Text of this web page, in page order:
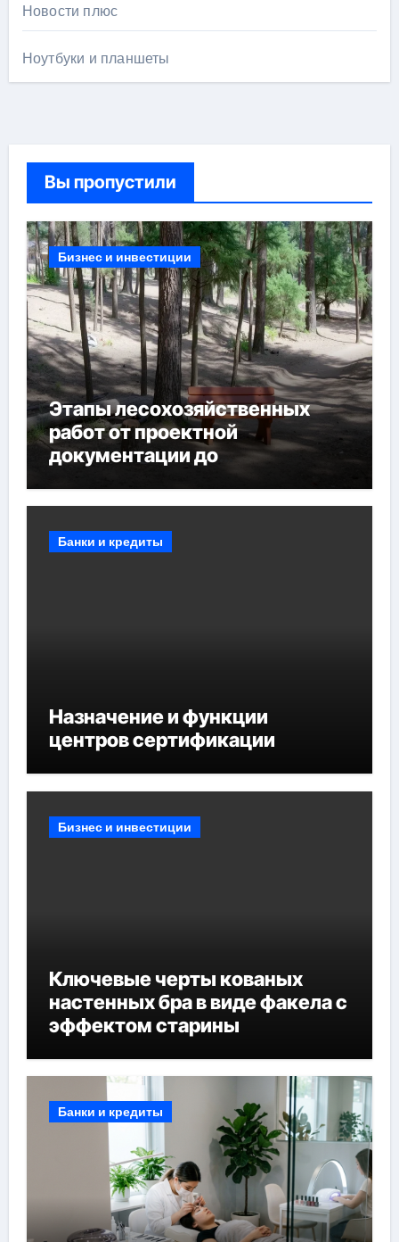
Новости плюс
Ноутбуки и планшеты
Вы пропустили
Бизнес и инвестиции
Этапы лесохозяйственных
работ от проектной
документации до
мероприятий и обустройства
Банки и кредиты
Назначение и функции
центров сертификации
Бизнес и инвестиции
Ключевые черты кованых
настенных бра в виде факела с
эффектом старины
Банки и кредиты